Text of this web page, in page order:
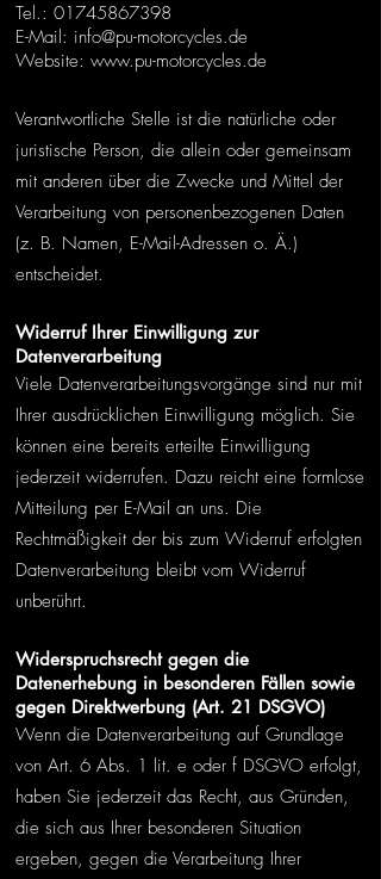
Tel.: 01745867398
E-Mail: info@pu-motorcycles.de
Website: www.pu-motorcycles.de
Verantwortliche Stelle ist die natürliche oder
juristische Person, die allein oder gemeinsam
mit anderen über die Zwecke und Mittel der
Verarbeitung von personenbezogenen Daten
(z. B. Namen, E-Mail-Adressen o. Ä.)
entscheidet.
Widerruf Ihrer Einwilligung zur
Datenverarbeitung
Viele Datenverarbeitungsvorgänge sind nur mit
Ihrer ausdrücklichen Einwilligung möglich. Sie
können eine bereits erteilte Einwilligung
jederzeit widerrufen. Dazu reicht eine formlose
Mitteilung per E-Mail an uns. Die
Rechtmäßigkeit der bis zum Widerruf erfolgten
Datenverarbeitung bleibt vom Widerruf
unberührt.
Widerspruchsrecht gegen die
Datenerhebung in besonderen Fällen sowie
gegen Direktwerbung (Art. 21 DSGVO)
Wenn die Datenverarbeitung auf Grundlage
von Art. 6 Abs. 1 lit. e oder f DSGVO erfolgt,
haben Sie jederzeit das Recht, aus Gründen,
die sich aus Ihrer besonderen Situation
ergeben, gegen die Verarbeitung Ihrer